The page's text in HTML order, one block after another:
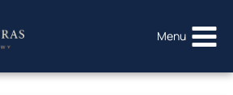
Menu